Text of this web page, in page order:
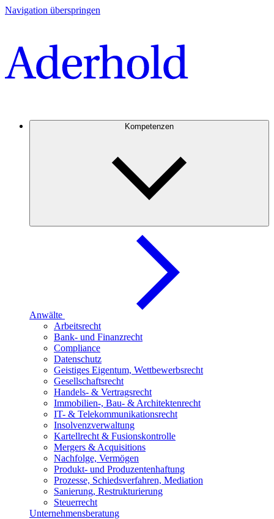
Navigation überspringen
Kompetenzen
Anwälte
Arbeitsrecht
Bank- und Finanzrecht
Compliance
Datenschutz
Geistiges Eigentum, Wettbewerbsrecht
Gesellschaftsrecht
Handels- & Vertragsrecht
Immobilien-, Bau- & Architektenrecht
IT- & Telekommunikationsrecht
Insolvenzverwaltung
Kartellrecht & Fusionskontrolle
Mergers & Acquisitions
Nachfolge, Vermögen
Produkt- und Produzentenhaftung
Prozesse, Schiedsverfahren, Mediation
Sanierung, Restrukturierung
Steuerrecht
Unternehmensberatung